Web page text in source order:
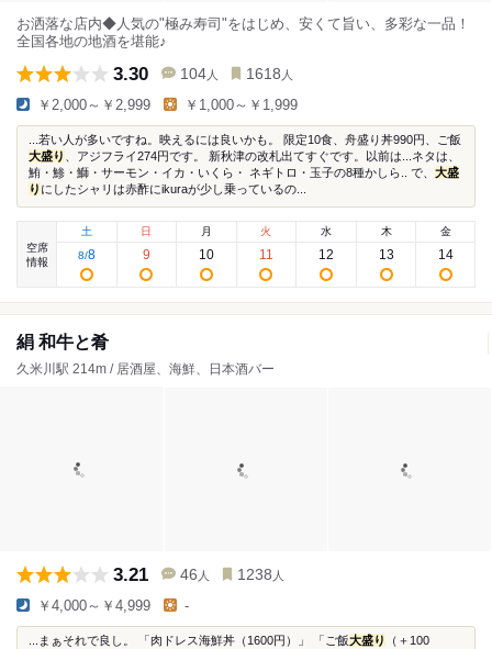
お洒落な店内◆人気の"極み寿司"をはじめ、安くて旨い、多彩な一品！
全国各地の地酒を堪能♪
3.30 104 人 1618 人
￥2,000～￥2,999 ￥1,000～￥1,999
...若い人が多いですね。映えるには良いかも。 限定10食、舟盛り丼990円、ご飯
大盛り
、アジフライ274円です。 新秋津の改札出てすぐです。以前は...ネタは、
鮪・鯵・鰤・サーモン・イカ・いくら・ ネギトロ・玉子の8種かしら.. で、 大盛
り にしたシャリは赤酢にikuraが少し乗っているの...
空席
情報
土
8/8
日
9
月
10
火
11
水
12
木
13
金
14
絹 和牛と肴
久米川駅 214m / 居酒屋、海鮮、日本酒バー
3.21 46 人 1238 人
￥4,000～￥4,999 -
...まぁそれで良し。 「肉ドレス海鮮丼（1600円）」 「ご飯大盛り
（＋100